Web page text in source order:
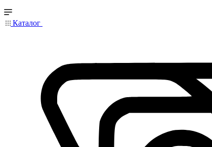
Каталог